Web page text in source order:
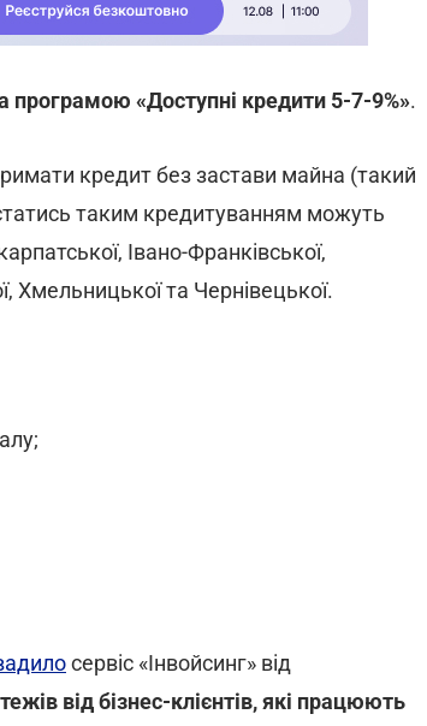
програмою «Доступні кредити 5-7-9%».
кредит без застави майна (такий
таким кредитуванням можуть
Івано-Франківської,
Хмельницької та Чернівецької.
сервіс «Інвойсинг» від
від бізнес-клієнтів, які працюють